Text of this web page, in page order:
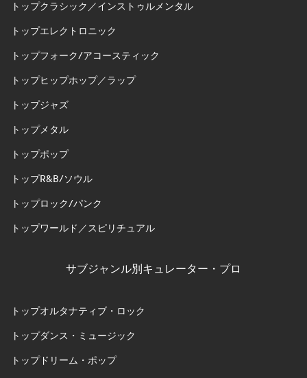
トップクラシック／インストゥルメンタル
トップエレクトロニック
トップフォーク/アコースティック
トップヒップホップ／ラップ
トップジャズ
トップメタル
トップポップ
トップR&B/ソウル
トップロック/パンク
トップワールド／スピリチュアル
サブジャンル別キュレーター・プロ
トップオルタナティブ・ロック
トップダンス・ミュージック
トップドリーム・ポップ